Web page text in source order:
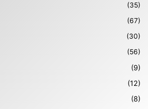
(35)
(67)
(30)
(56)
(9)
(12)
(8)